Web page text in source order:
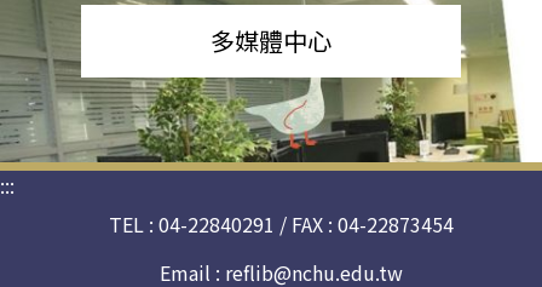
多媒體中心
:::
TEL : 04-22840291 / FAX : 04-22873454
Email : reflib@nchu.edu.tw